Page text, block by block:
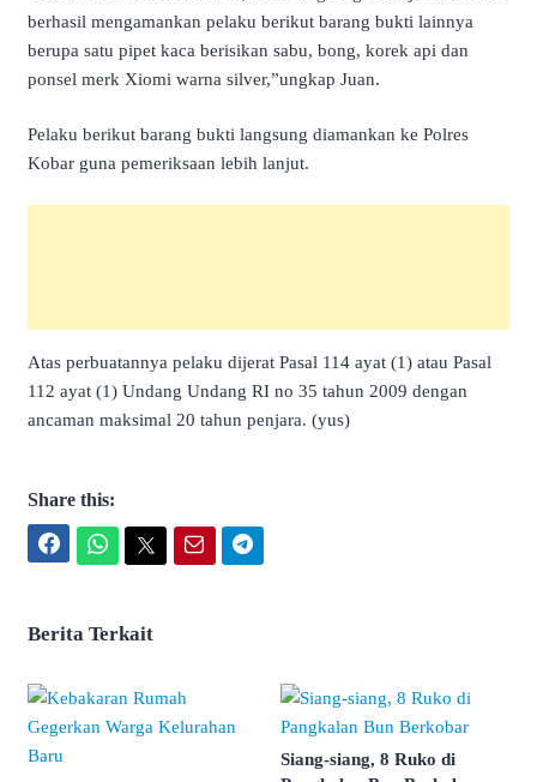
berhasil mengamankan pelaku berikut barang bukti lainnya
berupa satu pipet kaca berisikan sabu, bong, korek api dan
ponsel merk Xiomi warna silver,”ungkap Juan.
Pelaku berikut barang bukti langsung diamankan ke Polres
Kobar guna pemeriksaan lebih lanjut.
Atas perbuatannya pelaku dijerat Pasal 114 ayat (1) atau Pasal
112 ayat (1) Undang Undang RI no 35 tahun 2009 dengan
ancaman maksimal 20 tahun penjara. (yus)
Share this:
Berita Terkait
Siang-siang, 8 Ruko di